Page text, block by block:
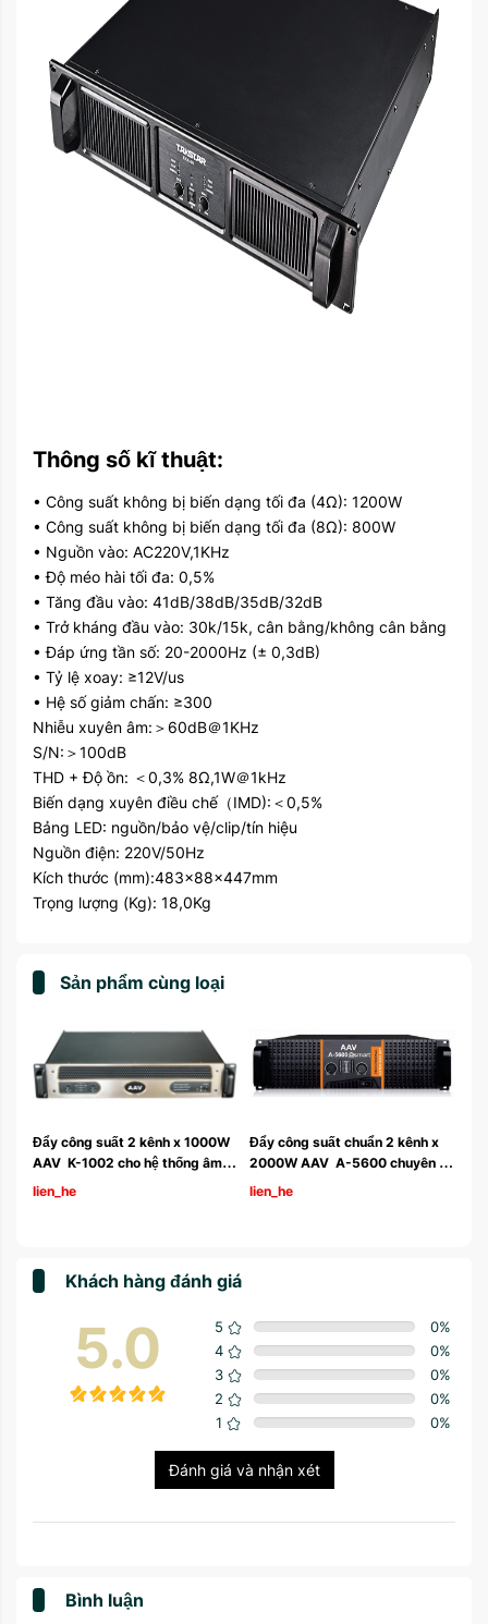
Thông số kĩ thuật:
• Công suất không bị biến dạng tối đa (4Ω): 1200W
• Công suất không bị biến dạng tối đa (8Ω): 800W
• Nguồn vào: AC220V,1KHz
• Độ méo hài tối đa: 0,5%
• Tăng đầu vào: 41dB/38dB/35dB/32dB
• Trở kháng đầu vào: 30k/15k, cân bằng/không cân bằng
• Đáp ứng tần số: 20-2000Hz (± 0,3dB)
• Tỷ lệ xoay: ≥12V/us
• Hệ số giảm chấn: ≥300
Nhiễu xuyên âm:＞60dB＠1KHz
S/N:＞100dB
THD + Độ ồn: ＜0,3% 8Ω,1W＠1kHz
Biến dạng xuyên điều chế（IMD):＜0,5%
Bảng LED: nguồn/bảo vệ/clip/tín hiệu
Nguồn điện: 220V/50Hz
Kích thước (mm):483×88×447mm
Trọng lượng (Kg): 18,0Kg
Sản phẩm cùng loại
Đẩy công suất 2 kênh x 1000W
AAV  K-1002 cho hệ thống âm
thanh hội trường
lien_he
Đẩy công suất chuẩn 2 kênh x
2000W AAV  A-5600 chuyên
dùng loa sub hội trường
lien_he
Khách hàng đánh giá
5.0 5 0%
4
0%
3
0%
2
0%
1
0%
Đánh giá và nhận xét
Bình luận